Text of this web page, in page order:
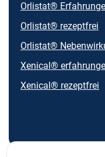
Orlistat®
Orlistat® rezeptfrei
Orlistat®
Xenical®
Xenical® rezeptfrei